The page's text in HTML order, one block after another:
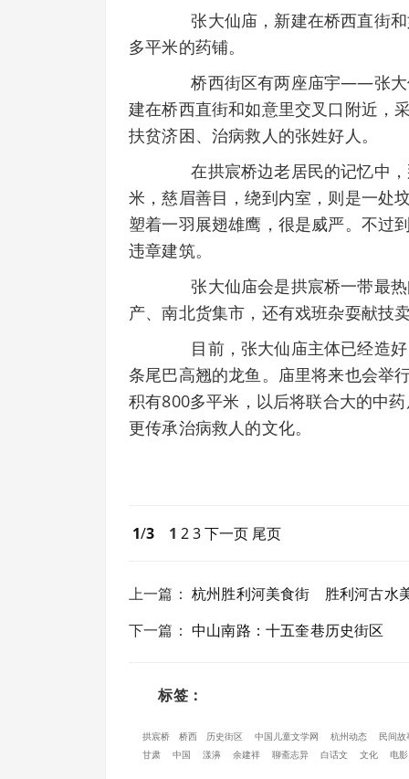
张大仙庙，新建在桥西直街和
多平米的药铺。
桥西街区有两座庙宇——张大
建在桥西直街和如意里交叉口附近，
扶贫济困、治病救人的张姓好人。
在拱宸桥边老居民的记忆中，
米，慈眉善目，绕到内室，则是一处
塑着一羽展翅雄鹰，很是威严。不过
违章建筑。
张大仙庙会是拱宸桥一带最热
产、南北货集市，还有戏班杂耍献技
目前，张大仙庙主体已经造好
条尾巴高翘的龙鱼。庙里将来也会举
积有800多平米，以后将联合大的中
更传承治病救人的文化。
1/3 1 23下一页 尾页
上一篇 ：杭州胜利河美食街 胜利河古水
下一篇 ：中山南路：十五奎巷历史街区
标签：
拱宸桥 桥西 历史街区 中国儿童文学网 杭州动态
民间故
甘肃
中国 漾濞 余建祥 聊斋志异 白话文 文化 电影